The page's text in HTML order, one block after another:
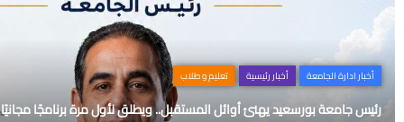
أخبار ادارة الجامعة أخبار رئيسية تعليم و طلاب
رئيس جامعة بورسعيد يهنئ أوائل المستقبل.. ويطلق لأول مرة برنامجًا مجانيًا